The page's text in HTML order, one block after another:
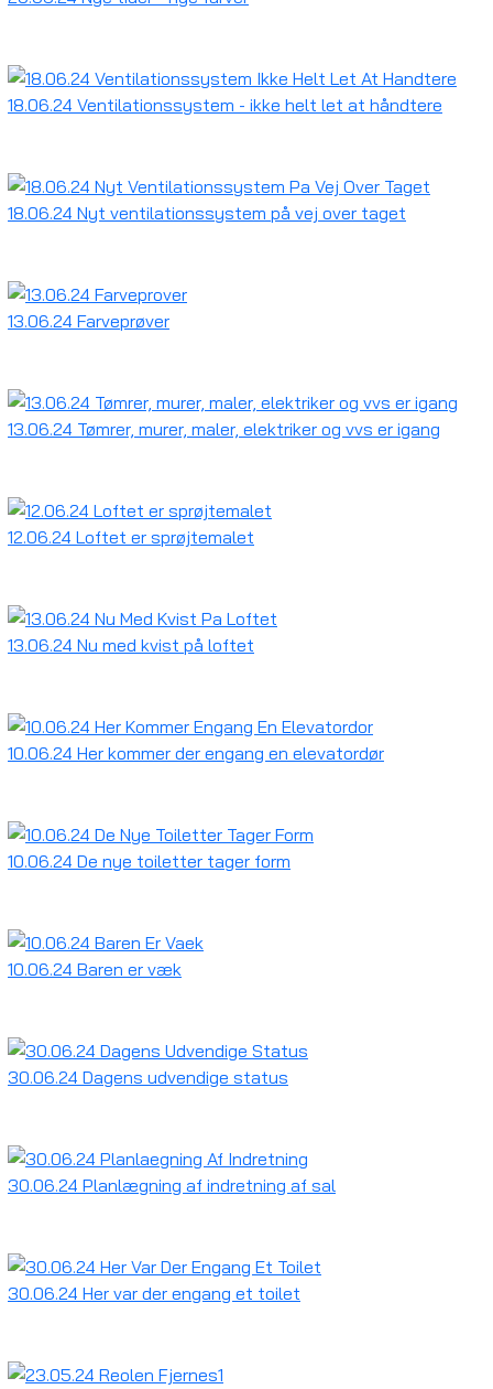
18.06.24 Ventilationssystem - ikke helt let at håndtere
18.06.24 Nyt ventilationssystem på vej over taget
13.06.24 Farveprøver
13.06.24 Tømrer, murer, maler, elektriker og vvs er igang
12.06.24 Loftet er sprøjtemalet
13.06.24 Nu med kvist på loftet
10.06.24 Her kommer der engang en elevatordør
10.06.24 De nye toiletter tager form
10.06.24 Baren er væk
30.06.24 Dagens udvendige status
30.06.24 Planlægning af indretning af sal
30.06.24 Her var der engang et toilet